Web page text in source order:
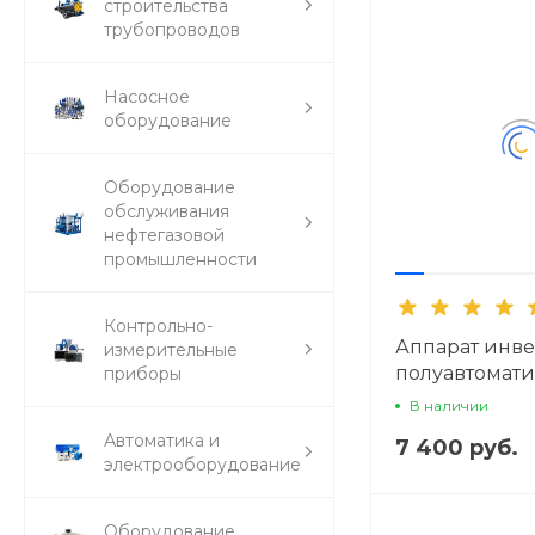
строительства
трубопроводов
Насосное
оборудование
Оборудование
обслуживания
нефтегазовой
промышленности
Контрольно-
измерительные
приборы
Автоматика и
электрооборудование
Аппарат
сварки
В наличии
7 400 руб.